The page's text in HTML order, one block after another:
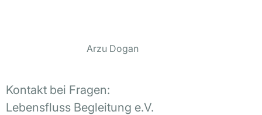
Arzu Dogan
Kontakt bei Fragen:
Lebensfluss Begleitung e.V.